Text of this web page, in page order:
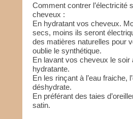
Comment contrer l’électricité
cheveux :
En hydratant vos cheveux.
secs, moins ils seront
des matières naturelles pour
oublie le synthétique.
En lavant vos cheveux le soir
hydratante.
En les rinçant à l’eau fraiche,
déshydrate.
En préférant des taies
satin.